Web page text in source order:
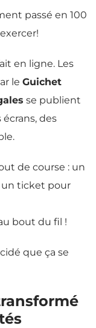
passé en 100
en ligne. Les
le Guichet
se publient
des
de course : un
ticket pour
bout du fil !
que ça se